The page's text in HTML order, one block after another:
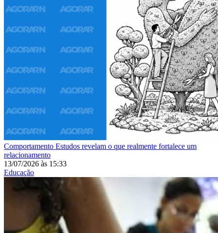
Comportamento Estudos revelam o que realmente fortalece um
relacionamento
13/07/2026 às 15:33
Educação